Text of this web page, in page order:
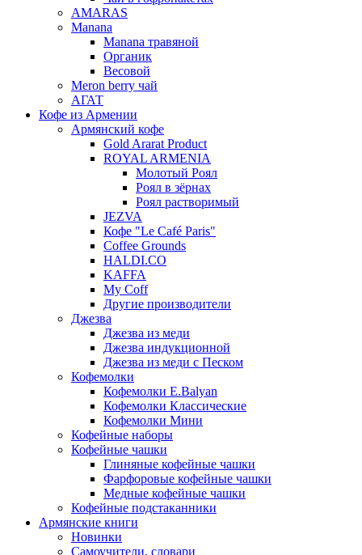
AMARAS
Manana
Manana травяной
Органик
Весовой
Meron berry чай
АГАТ
Кофе из Армении
Армянский кофе
Gold Ararat Product
ROYAL ARMENIA
Молотый Роял
Роял в зёрнах
Роял растворимый
JEZVA
Кофе "Le Café Paris"
Coffee Grounds
HALDI.CO
KAFFA
My Coff
Другие производители
Джезва
Джезва из меди
Джезва индукционной
Джезва из меди с Песком
Кофемолки
Кофемолки E.Balyan
Кофемолки Классические
Кофемолки Мини
Кофейные наборы
Кофейные чашки
Глиняные кофейные чашки
Фарфоровые кофейные чашки
Медные кофейные чашки
Кофейные подстаканники
Армянские книги
Новинки
Самоучители, словари